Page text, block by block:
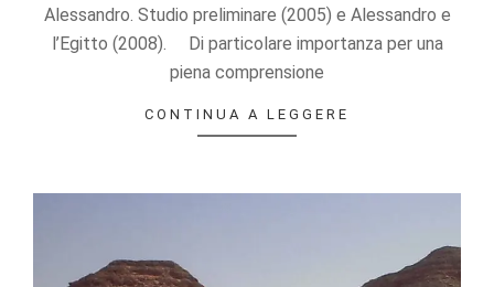
Alessandro. Studio preliminare (2005) e Alessandro e
l’Egitto (2008). Di particolare importanza per una
piena comprensione
CONTINUA A LEGGERE
Experience
In order for
our website